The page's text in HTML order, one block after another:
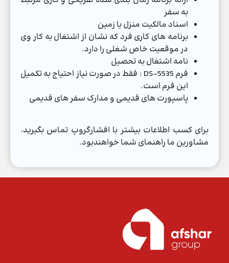
به سفر
اسناد مالکیت منزل یا زمین
برنامه های کاری فرد که نشان از اشتغال به کار وی
در موقعیت خاص شغلی را دارد.
نامه اشتغال به تحصیل
فرم DS-5535 : فقط در صورت نیاز احتیاج به تکمیل
این فرم است.
پاسپورت های قدیمی و مدارک سفر های قدیمی
برای کسب اطلاعات بیشتر با افشارگروپ تماس بگیرید.
مشاورین ما راهنمای شما خواهندبود.